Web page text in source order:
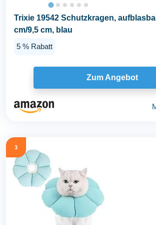
Trixie 19542 Schutzkragen,
cm/9,5 cm, blau
5 % Rabatt
Zum Angebot
3